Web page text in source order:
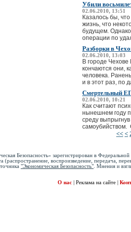
Убили
02.06.2010, 13:51
Казалось бы,
жизнь, что
будущем.
операции по
Разборки в
02.06.2010, 13:03
В городе Чехове
кончаются они,
человека.
и в этот раз, по
Смертельный
02.06.2010, 10:21
Как считают
нынешнем году
среду
самоубийством.
<< <
Безопасность» зарегистрирован в
(распространение, воспроизведение, передача,
"Экономическая Безопасность" . Мнения и
О нас
Реклама на сайте